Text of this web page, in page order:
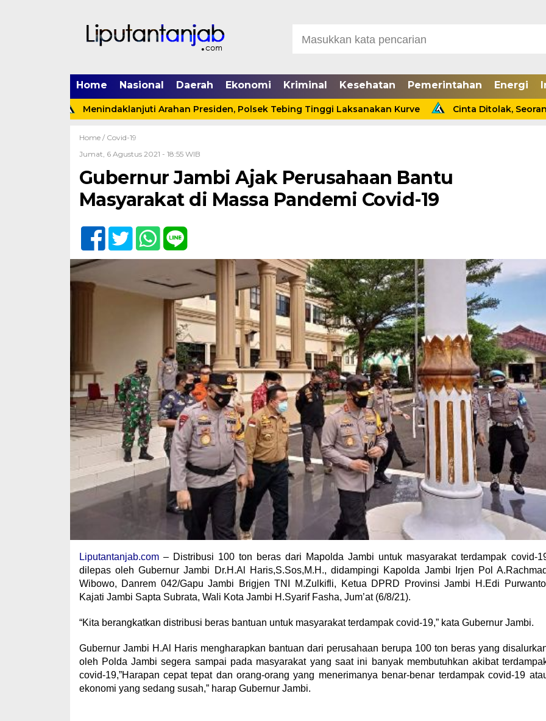
Home Nasional Daerah Ekonomi Kriminal Kesehatan Pemerintahan Energi
Menindaklanjuti Arahan Presiden, Polsek Tebing Tinggi Laksanakan Kurve Cinta Ditolak, Seorang Pria
Home / Covid-19
Jumat, 6 Agustus 2021 - 18:55 WIB
Gubernur Jambi Ajak Perusahaan Bantu
Masyarakat di Massa Pandemi Covid-19
Liputantanjab.com– Distribusi 100 ton beras dari Mapolda Jambi untuk masyarakat terdampak covid-
dilepas oleh Gubernur Jambi Dr.H.Al Haris,S.Sos,M.H., didampingi Kapolda Jambi Irjen Pol
Wibowo, Danrem 042/Gapu Jambi Brigjen TNI M.Zulkifli, Ketua DPRD Provinsi Jambi H.Edi
Kajati Jambi Sapta Subrata, Wali Kota Jambi H.Syarif Fasha, Jum’at (6/8/21).
“Kita berangkatkan distribusi beras bantuan untuk masyarakat terdampak covid-19,” kata Gubernur Jambi.
Gubernur Jambi H.Al Haris mengharapkan bantuan dari perusahaan berupa 100 ton beras yang
oleh Polda Jambi segera sampai pada masyarakat yang saat ini banyak membutuhkan akibat
covid-19,”Harapan cepat tepat dan orang-orang yang menerimanya benar-benar terdampak covid-19
ekonomi yang sedang susah,” harap Gubernur Jambi.